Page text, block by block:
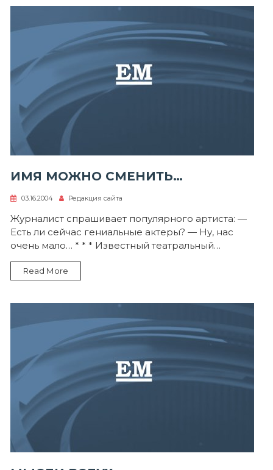
ИМЯ МОЖНО СМЕНИТЬ…
03.16.2004 Редакция сайта
Журналист спрашивает популярного артиста: —
Есть ли сейчас гениальные актеры? — Ну, нас
очень мало… * * * Известный театральный…
Read More